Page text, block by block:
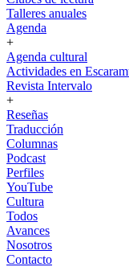
Talleres anuales
Agenda
+
Agenda cultural
Actividades en
Revista Intervalo
+
Reseñas
Traducción
Columnas
Podcast
Perfiles
YouTube
Cultura
Todos
Avances
Nosotros
Contacto